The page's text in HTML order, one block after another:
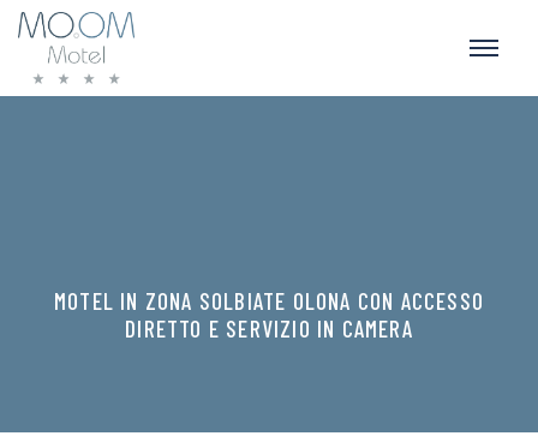
MOTEL IN ZONA SOLBIATE OLONA CON ACCESSO
DIRETTO E SERVIZIO IN CAMERA